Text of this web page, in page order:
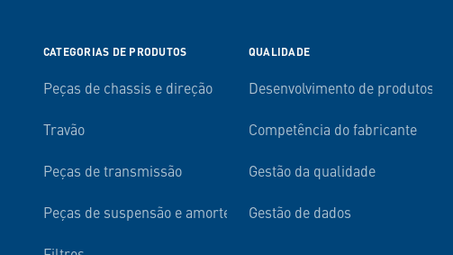
CATEGORIAS DE PRODUTOS
Peças de chassis e direção
Travão
Peças de transmissão
Peças de suspensão e amortecimento
QUALIDADE
Desenvolvimento de produtos
Competência do fabricante
Gestão da qualidade
Gestão de dados